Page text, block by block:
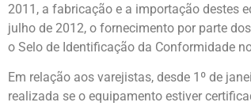
2011, a fabricação e a importação destes
julho de 2012, o fornecimento por parte
o Selo de Identificação da Conformidade
Em relação aos varejistas, desde 1º de
realizada se o equipamento estiver